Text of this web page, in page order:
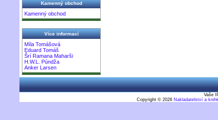
Kamenný obchod
Kamenný obchod
Více informací
Míla Tomášová
Eduard Tomáš
Šrí Ramana Maharši
H.W.L. Púndža
Anker Larsen
Vaše
Copyright © 2026 Nakladatelství a